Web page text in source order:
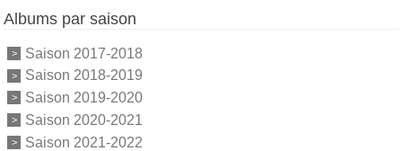
Albums par saison
Saison 2017-2018
Saison 2018-2019
Saison 2019-2020
Saison 2020-2021
Saison 2021-2022